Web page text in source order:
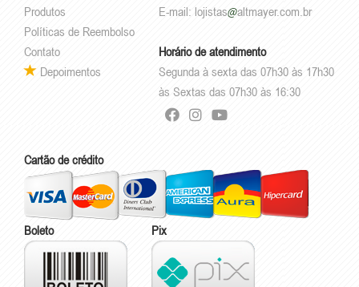
Produtos
Políticas de Reembolso
Contato
Depoimentos
E-mail: lojistas altmayer.com.br
Horário de atendimento
Segunda à sexta das 07h30 às 17h30
às Sextas das 07h30 às 16:30
Cartão de crédito
Boleto Pix